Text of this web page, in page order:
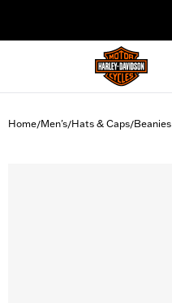
Home/Men's/Hats & Caps/Beanies